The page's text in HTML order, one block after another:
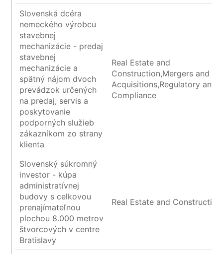
Slovenská dcéra
nemeckého výrobcu
stavebnej
mechanizácie - predaj
stavebnej
mechanizácie a
spätný nájom dvoch
prevádzok určených
na predaj, servis a
poskytovanie
podporných služieb
zákazníkom zo strany
klienta
Real Estate and
Construction,Mergers and
Acquisitions,Regulatory and
Compliance
Slovenský súkromný
investor - kúpa
administratívnej
budovy s celkovou
prenajímateľnou
plochou 8.000 metrov
štvorcových v centre
Bratislavy
Real Estate and Construction